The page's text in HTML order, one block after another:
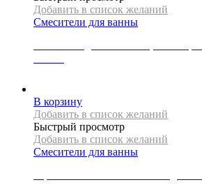
Добавить в список желаний
Смесители для ванны
В корзину
Добавить в список желаний
Быстрый просмотр
Добавить в список желаний
Смесители для ванны